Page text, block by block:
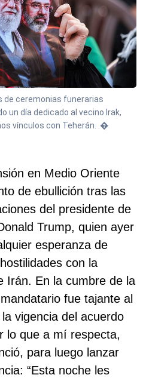
de ceremonias funerarias
un día dedicado al vecino Irak,
vínculos con Teherán. .�
en Medio Oriente
de ebullición tras las
del presidente de
Trump, quien ayer
esperanza de
con la
Irán. En la cumbre de la
fue tajante al
vigencia del acuerdo
lo que a mí respecta,
para luego lanzar
“Esta noche les